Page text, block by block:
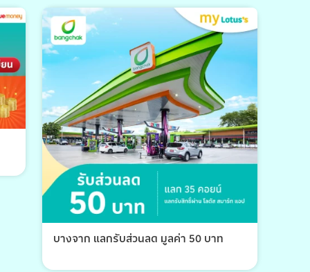
บางจาก แลกรับส่วนลด มูลค่า 50 บาท